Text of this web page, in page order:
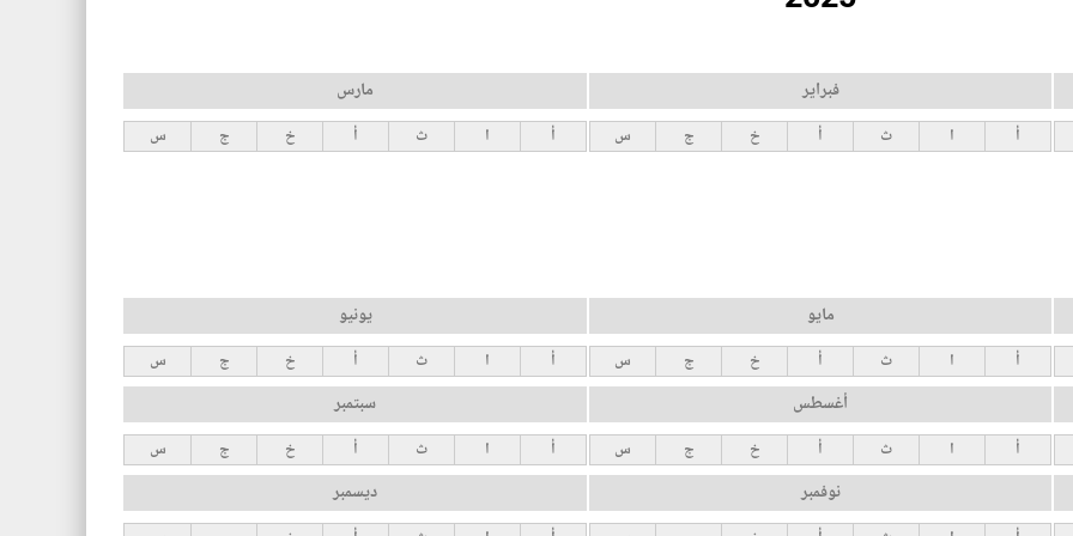
فبراير
أ ا ث أ خ ج س
مارس
أ ا ث أ خ ج س
مايو
أ ا ث أ خ ج س
يونيو
أ ا ث أ خ ج س
أغسطس
أ ا ث أ خ ج س
سبتمبر
أ ا ث أ خ ج س
نوفمبر ديسمبر